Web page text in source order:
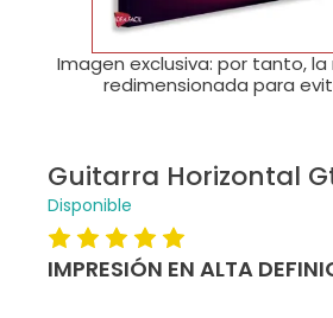
Imagen exclusiva: por tanto,
redimensionada para
Guitarra Horizontal
Disponible
IMPRESIÓN EN ALTA